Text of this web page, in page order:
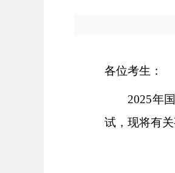
各位考生：
2025年
试，现将有